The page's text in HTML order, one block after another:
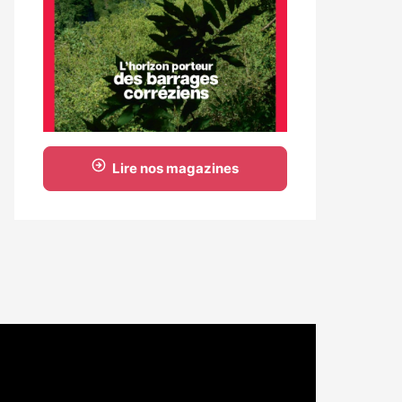
Lire nos magazines